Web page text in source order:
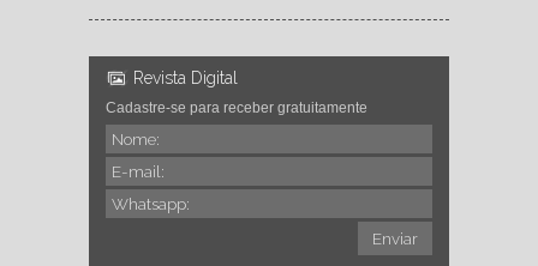
Revista Digital
Cadastre-se para receber gratuitamente